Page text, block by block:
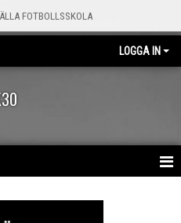
FOTBOLLSSKOLA
LOGGA IN